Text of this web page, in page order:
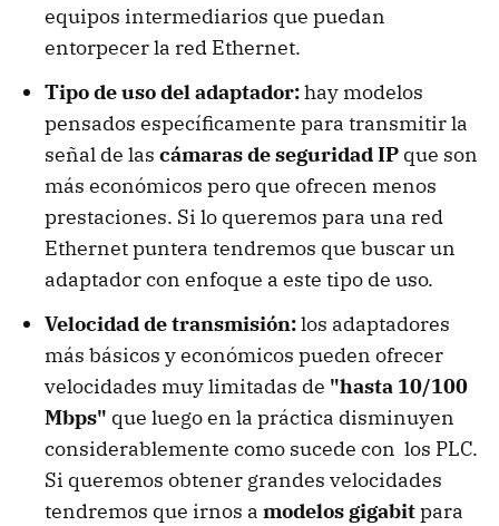
equipos intermediarios que puedan
entorpecer la red Ethernet.
Tipo de uso del adaptador:hay modelos
pensados específicamente para transmitir la
señal de las cámaras de seguridad IP que son
más económicos pero que ofrecen menos
prestaciones. Si lo queremos para una red
Ethernet puntera tendremos que buscar un
adaptador con enfoque a este tipo de uso.
Velocidad de transmisión:los adaptadores
más básicos y económicos pueden ofrecer
velocidades muy limitadas de "hasta 10/100
Mbps" que luego en la práctica disminuyen
considerablemente como sucede con los PLC.
Si queremos obtener grandes velocidades
tendremos que irnos a modelos gigabitpara